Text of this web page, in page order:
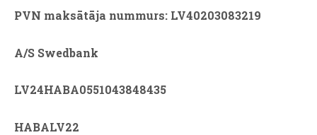
PVN maksātāja nummurs: LV40203083219
A/S Swedbank
LV24HABA0551043848435
HABALV22